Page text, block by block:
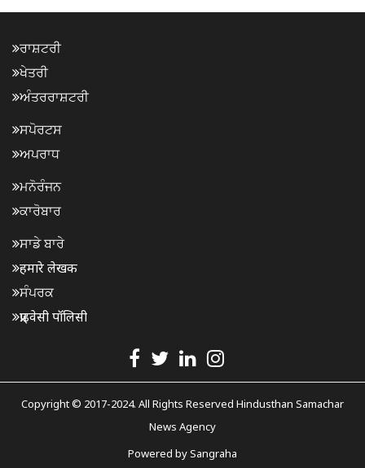
ਰਾਸ਼ਟਰੀ
ਖੇਤਰੀ
ਅੰਤਰਰਾਸ਼ਟਰੀ
ਸਪੋਰਟਸ
ਅਪਰਾਧ
ਮਨੋਰੰਜਨ
ਕਾਰੋਬਾਰ
ਸਾਡੇ ਬਾਰੇ
हमारे लेखक
ਸੰਪਰਕ
प्राइवेसी पॉलिसी
Copyright © 2017-2024. All Rights Reserved Hindusthan Samachar
News Agency
Powered bySangraha